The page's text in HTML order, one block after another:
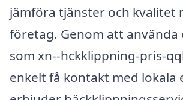
jämföra tjänster och kvalitet
företag. Genom att
som xn--hckklippning-pris-
enkelt få kontakt med lokala